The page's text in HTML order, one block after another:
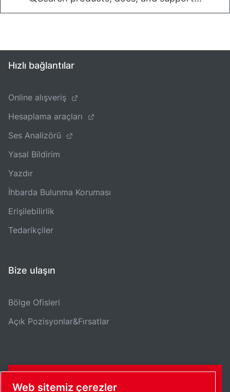
Hızlı bağlantılar
Online alışveriş
Hesaplama araçları
Ses Analizörü
Yasal Bildirim
Yazdır
İhbarda Bulunma Koruması
Erişilebilirlik
Tedarikçiler
Bize ulaşın
Bölge Ofisleri
Açık Pozisyonlar&Fırsatlar
Web sitemiz çerezler